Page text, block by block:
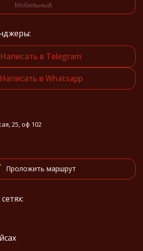
Мобильный
Написать в Telegram
Написать в Whatsapp
25, оф 102
Проложить маршрут